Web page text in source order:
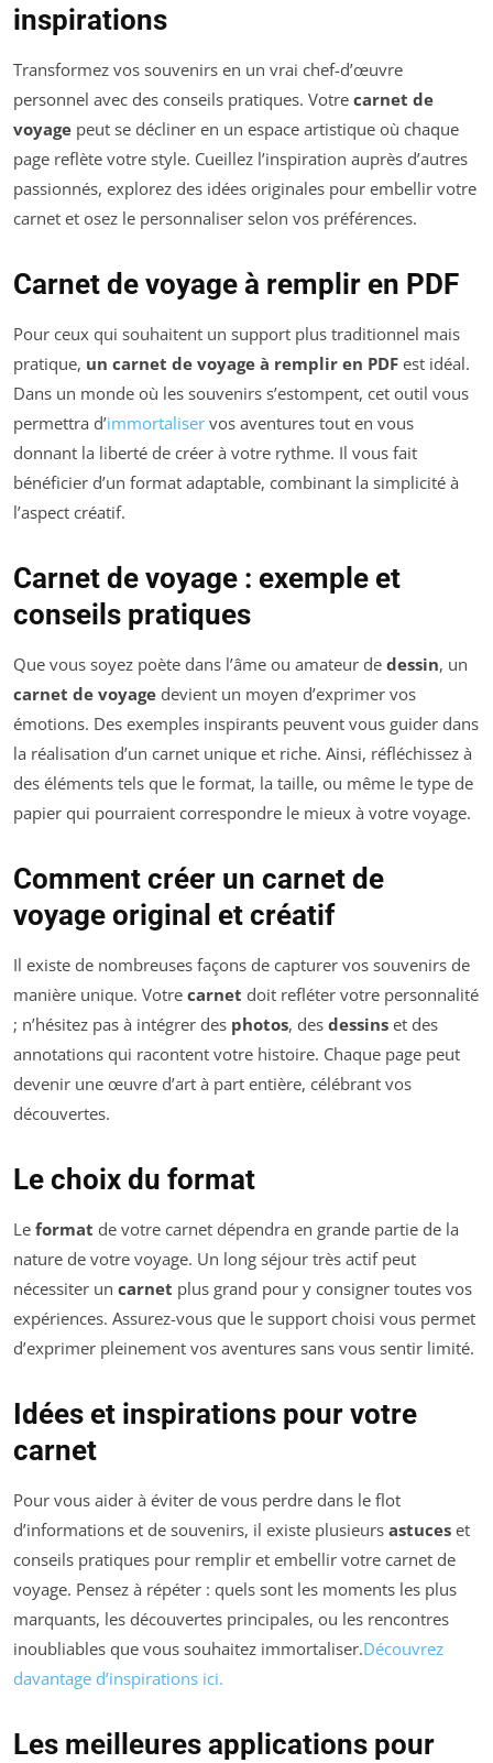
inspirations
Transformez vos souvenirs en un vrai chef-d’œuvre
personnel avec des conseils pratiques. Votre carnet de
voyage peut se décliner en un espace artistique où chaque
page reflète votre style. Cueillez l’inspiration auprès d’autres
passionnés, explorez des idées originales pour embellir votre
carnet et osez le personnaliser selon vos préférences.
Carnet de voyage à remplir en PDF
Pour ceux qui souhaitent un support plus traditionnel mais
pratique, un carnet de voyage à remplir en PDF est idéal.
Dans un monde où les souvenirs s’estompent, cet outil vous
permettra d’immortaliser vos aventures tout en vous
donnant la liberté de créer à votre rythme. Il vous fait
bénéficier d’un format adaptable, combinant la simplicité à
l’aspect créatif.
Carnet de voyage : exemple et
conseils pratiques
Que vous soyez poète dans l’âme ou amateur de dessin, un
carnet de voyage devient un moyen d’exprimer vos
émotions. Des exemples inspirants peuvent vous guider dans
la réalisation d’un carnet unique et riche. Ainsi, réfléchissez à
des éléments tels que le format, la taille, ou même le type de
papier qui pourraient correspondre le mieux à votre voyage.
Comment créer un carnet de
voyage original et créatif
Il existe de nombreuses façons de capturer vos souvenirs de
manière unique. Votre carnet doit refléter votre personnalité
; n’hésitez pas à intégrer des photos, des dessins et des
annotations qui racontent votre histoire. Chaque page peut
devenir une œuvre d’art à part entière, célébrant vos
découvertes.
Le choix du format
Le format de votre carnet dépendra en grande partie de la
nature de votre voyage. Un long séjour très actif peut
nécessiter un carnet plus grand pour y consigner toutes vos
expériences. Assurez-vous que le support choisi vous permet
d’exprimer pleinement vos aventures sans vous sentir limité.
Idées et inspirations pour votre
carnet
Pour vous aider à éviter de vous perdre dans le flot
d’informations et de souvenirs, il existe plusieurs astuces et
conseils pratiques pour remplir et embellir votre carnet de
voyage. Pensez à répéter : quels sont les moments les plus
marquants, les découvertes principales, ou les rencontres
inoubliables que vous souhaitez immortaliser.Découvrez
davantage d’inspirations ici.
Les meilleures applications pour